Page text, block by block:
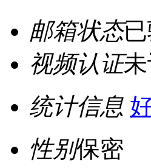
邮箱状态
视频认证
统计信息
性别保密